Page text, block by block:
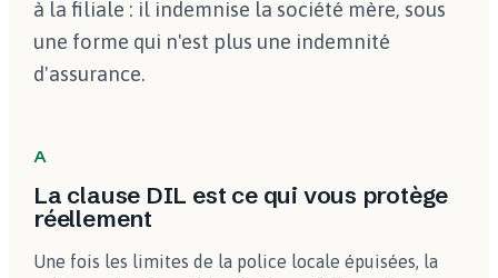
à la filiale : il indemnise la société mère, sous
une forme qui n'est plus une indemnité
d'assurance.
A
La clause DIL est ce qui vous protège
réellement
Une fois les limites de la police locale épuisées, la